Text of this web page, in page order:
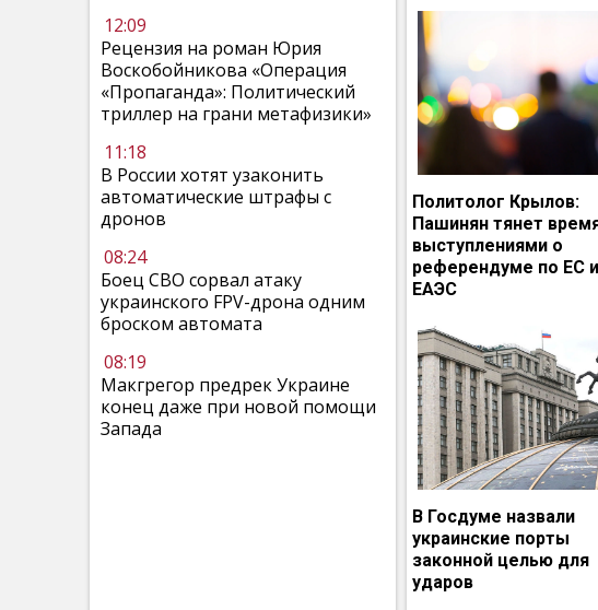
12:09
Рецензия на роман Юрия
Воскобойникова «Операция
«Пропаганда»: Политический
триллер на грани метафизики»
11:18
В России хотят узаконить
автоматические штрафы с
дронов
08:24
Боец СВО сорвал атаку
украинского FPV-дрона одним
броском автомата
08:19
Макгрегор предрек Украине
конец даже при новой помощи
Запада
Политолог Крылов:
Пашинян тянет
выступлениями о
референдуме по ЕС и
ЕАЭС
В Госдуме назвали
украинские порты
законной целью для
ударов